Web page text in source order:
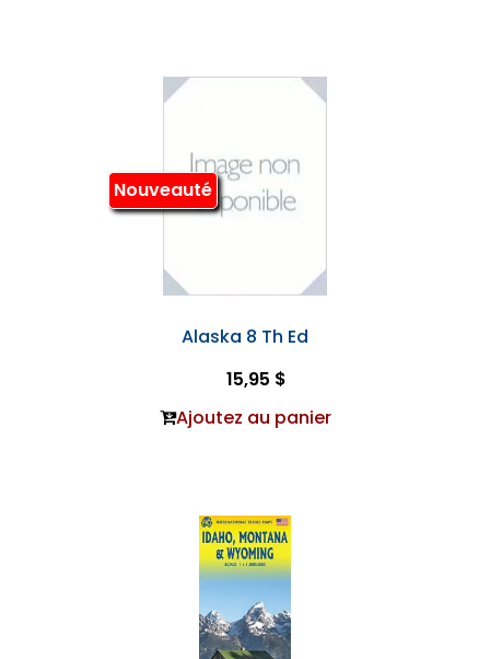
Nouveauté
Alaska 8 Th Ed
15,95 $
Ajoutez au panier